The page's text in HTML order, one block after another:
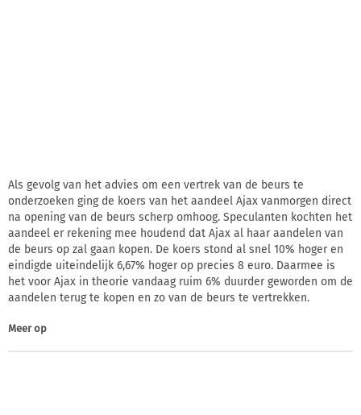
Als gevolg van het advies om een vertrek van de beurs te
onderzoeken ging de koers van het aandeel Ajax vanmorgen direct
na opening van de beurs scherp omhoog. Speculanten kochten het
aandeel er rekening mee houdend dat Ajax al haar aandelen van
de beurs op zal gaan kopen. De koers stond al snel 10% hoger en
eindigde uiteindelijk 6,67% hoger op precies 8 euro. Daarmee is
het voor Ajax in theorie vandaag ruim 6% duurder geworden om de
aandelen terug te kopen en zo van de beurs te vertrekken.
Meer op